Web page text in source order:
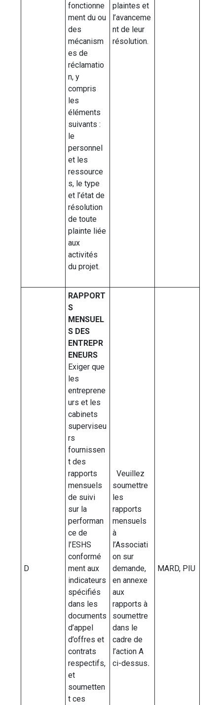
fonctionne
ment du ou
des
mécanism
es de
réclamatio
n, y
compris
les
éléments
suivants :
le
personnel
et les
ressource
s, le type
et l’état de
résolution
de toute
plainte liée
aux
activités
du projet.
plaintes et
l’avanceme
nt de leur
résolution.
D
RAPPORT
S
MENSUEL
S DES
ENTREPR
ENEURS
Exiger que
les
entreprene
urs et les
cabinets
superviseu
rs
fournissen
t des
rapports
mensuels
de suivi
sur la
performan
ce de
l’ESHS
conformé
ment aux
indicateurs
spécifiés
dans les
documents
d’appel
d’offres et
contrats
respectifs,
et
soumetten
t ces
Veuillez
soumettre
les
rapports
mensuels
à
l’Associati
on sur
demande,
en annexe
aux
rapports à
soumettre
dans le
cadre de
l’action A
ci-dessus.
MARD, PIU